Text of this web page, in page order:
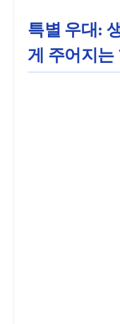
특별 우대:
게 주어지는